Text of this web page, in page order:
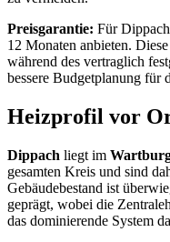
Preisgarantie: Für
12 Monaten anbieten.
während des vertraglich
bessere Budgetplanung für
Heizprofil vor
Dippach liegt im
gesamten Kreis und sind
Gebäudebestand ist
geprägt, wobei die
das dominierende System